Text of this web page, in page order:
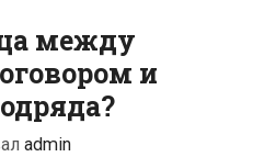
между
и
admin